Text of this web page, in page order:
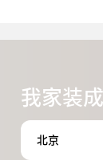
我家装